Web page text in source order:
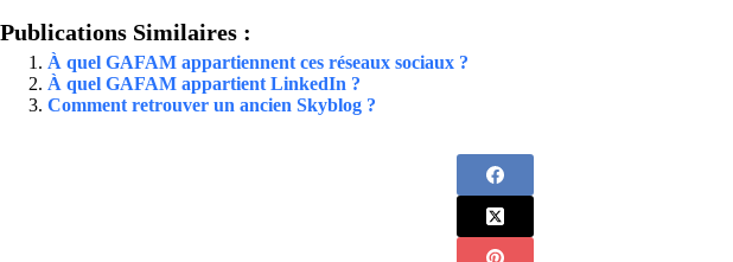
Publications Similaires :
À quel GAFAM appartiennent ces réseaux sociaux ?
À quel GAFAM appartient LinkedIn ?
Comment retrouver un ancien Skyblog ?